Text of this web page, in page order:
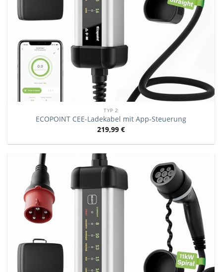
TYP 2
ECOPOINT CEE-Ladekabel mit App-Steuerung
219,99 €